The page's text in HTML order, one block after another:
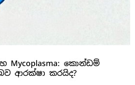
Mycoplasma: කොන්ඩම්
ආරක්ෂා කරයිද?